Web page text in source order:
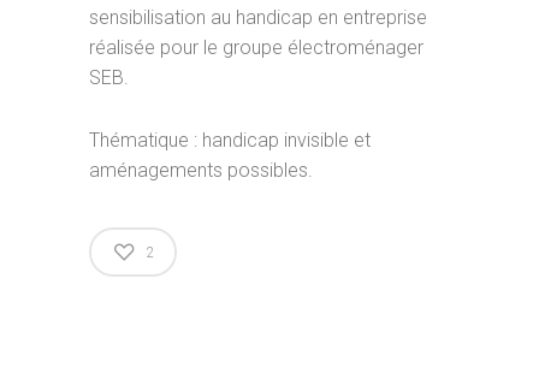
sensibilisation au handicap en entreprise
réalisée pour le groupe électroménager
SEB.
Thématique : handicap invisible et
aménagements possibles.
2